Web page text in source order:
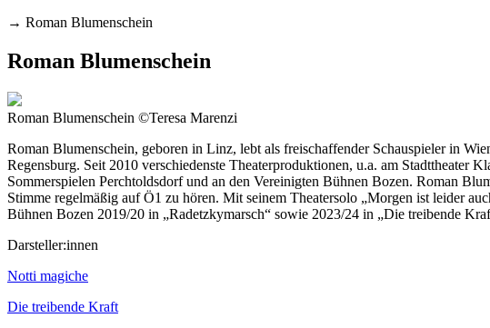
→ Roman Blumenschein
Roman Blumenschein
Roman Blumenschein ©Teresa Marenzi
Roman Blumenschein, geboren in Linz, lebt als freischaffender Schauspieler in
Regensburg. Seit 2010 verschiedenste Theaterproduktionen, u.a. am Stadttheater
Sommerspielen Perchtoldsdorf und an den Vereinigten Bühnen Bozen. Roman
Stimme regelmäßig auf Ö1 zu hören. Mit seinem Theatersolo „Morgen ist leider
Bühnen Bozen 2019/20 in „Radetzkymarsch“ sowie 2023/24 in „Die treibende
Darsteller:innen
Notti magiche
Die treibende Kraft